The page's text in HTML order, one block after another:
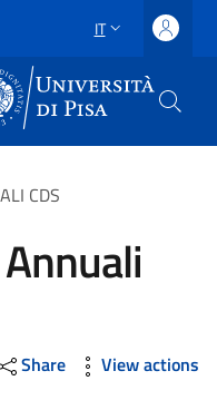
SELETTORE
IT
CDS
Share View actions